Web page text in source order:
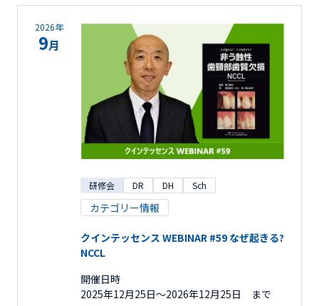
2026年
9月
研修会 DR DH Sch
カテゴリー情報
クインテッセンス WEBINAR #59 なぜ起きる?
NCCL
開催日時
2025年12月25日〜2026年12月25日 まで